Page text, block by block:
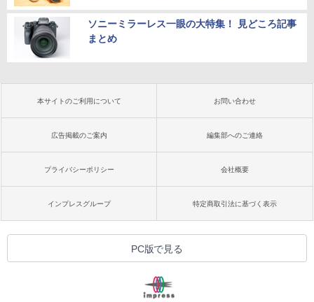
ソニーミラーレス一眼の大特集！ 見どころ記事
まとめ
本サイトのご利用について お問い合わせ
広告掲載のご案内 編集部へのご連絡
プライバシーポリシー 会社概要
インプレスグループ 特定商取引法に基づく表示
PC版で見る